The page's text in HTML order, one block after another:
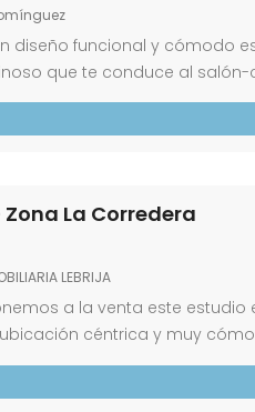
diseño funcional y cómodo
que te conduce al
por el corredor,
La Corredera
LEBRIJA
a la venta este estudio
céntrica y muy
en: – Salón con